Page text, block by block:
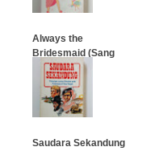
Always the
Bridesmaid (Sang
Pendamping
Pengantin)
Saudara Sekandung